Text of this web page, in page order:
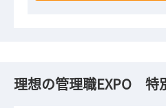
理想の管理職EXPO 特